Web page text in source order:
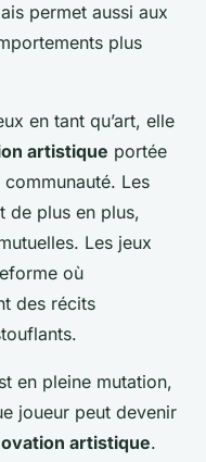
permet aussi aux
plus
en tant qu’art, elle
artistique portée
Les
de plus en plus,
Les jeux
où
des récits
en pleine mutation,
joueur peut devenir
artistique.